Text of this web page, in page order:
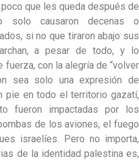
que les queda después de
solo causaron decenas o
si no que tiraron abajo sus
a pesar de todo, y lo
con la alegría de “volver
sea solo una expresión de
pie en todo el territorio gazatí,
fueron impactadas por los
de los aviones, el fuego
israelíes. Pero no importa,
de la identidad palestina es,